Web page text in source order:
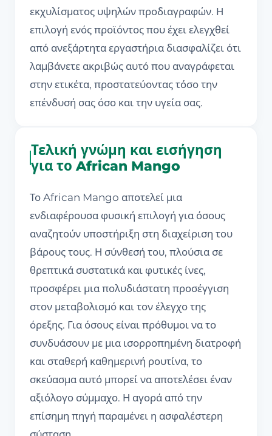
εκχυλίσματος υψηλών προδιαγραφών. Η
επιλογή ενός προϊόντος που έχει ελεγχθεί
από ανεξάρτητα εργαστήρια διασφαλίζει ότι
λαμβάνετε ακριβώς αυτό που αναγράφεται
στην ετικέτα, προστατεύοντας τόσο την
επένδυσή σας όσο και την υγεία σας.
Τελική γνώμη και εισήγηση
για το African Mango
Το African Mango αποτελεί μια
ενδιαφέρουσα φυσική επιλογή για όσους
αναζητούν υποστήριξη στη διαχείριση του
βάρους τους. Η σύνθεσή του, πλούσια σε
θρεπτικά συστατικά και φυτικές ίνες,
προσφέρει μια πολυδιάστατη προσέγγιση
στον μεταβολισμό και τον έλεγχο της
όρεξης. Για όσους είναι πρόθυμοι να το
συνδυάσουν με μια ισορροπημένη διατροφή
και σταθερή καθημερινή ρουτίνα, το
σκεύασμα αυτό μπορεί να αποτελέσει έναν
αξιόλογο σύμμαχο. Η αγορά από την
επίσημη πηγή παραμένει η ασφαλέστερη